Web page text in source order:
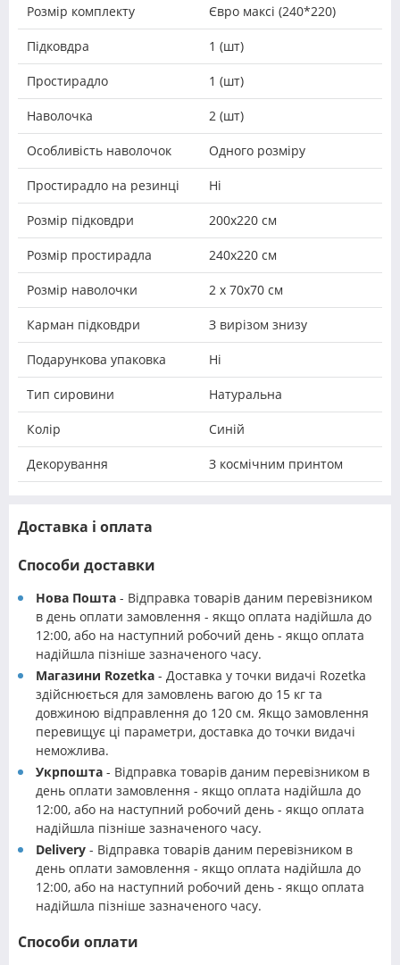
Розмір комплекту Євро максі (240*220)
Підковдра 1 (шт)
Простирадло 1 (шт)
Наволочка 2 (шт)
Особливість наволочок Одного розміру
Простирадло на резинці Ні
Розмір підковдри 200х220 см
Розмір простирадла 240х220 см
Розмір наволочки 2 х 70х70 см
Карман підковдри З вирізом знизу
Подарункова упаковка Ні
Тип сировини Натуральна
Колір Синій
Декорування З космічним принтом
Доставка і оплата
Способи доставки
Нова Пошта - Відправка товарів даним перевізником
в день оплати замовлення - якщо оплата надійшла до
12:00, або на наступний робочий день - якщо оплата
надійшла пізніше зазначеного часу.
Магазини Rozetka - Доставка у точки видачі Rozetka
здійснюється для замовлень вагою до 15 кг та
довжиною відправлення до 120 см. Якщо замовлення
перевищує ці параметри, доставка до точки видачі
неможлива.
Укрпошта - Відправка товарів даним перевізником в
день оплати замовлення - якщо оплата надійшла до
12:00, або на наступний робочий день - якщо оплата
надійшла пізніше зазначеного часу.
Delivery - Відправка товарів даним перевізником в
день оплати замовлення - якщо оплата надійшла до
12:00, або на наступний робочий день - якщо оплата
надійшла пізніше зазначеного часу.
Способи оплати